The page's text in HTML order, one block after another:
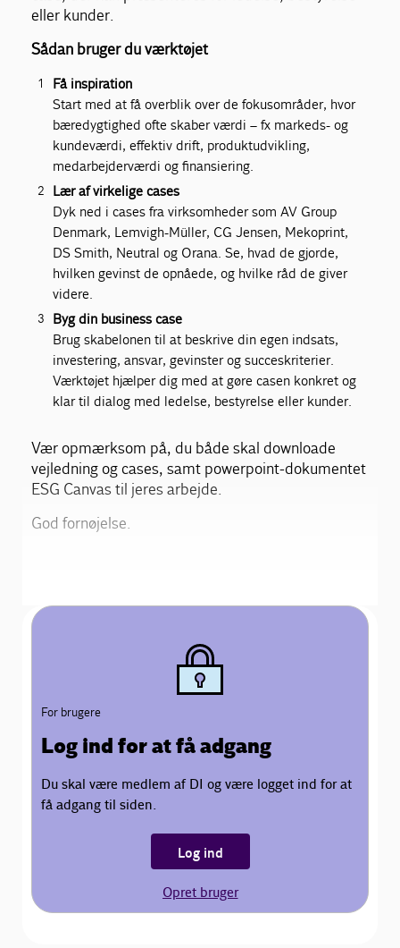
eller kunder.
Sådan bruger du værktøjet
Få inspiration
Start med at få overblik over de fokusområder, hvor
bæredygtighed ofte skaber værdi – fx markeds- og
kundeværdi, effektiv drift, produktudvikling,
medarbejderværdi og finansiering.
Lær af virkelige cases
Dyk ned i cases fra virksomheder som AV Group
Denmark, Lemvigh-Müller, CG Jensen, Mekoprint,
DS Smith, Neutral og Orana. Se, hvad de gjorde,
hvilken gevinst de opnåede, og hvilke råd de giver
videre.
Byg din business case
Brug skabelonen til at beskrive din egen indsats,
investering, ansvar, gevinster og succeskriterier.
Værktøjet hjælper dig med at gøre casen konkret og
klar til dialog med ledelse, bestyrelse eller kunder.
Vær opmærksom på, du både skal downloade
vejledning og cases, samt powerpoint-dokumentet
ESG Canvas til jeres arbejde.
God fornøjelse.
For brugere
Log ind for at få adgang
Du skal være medlem af DI og være logget ind for at
få adgang til siden.
Log ind
Opret bruger